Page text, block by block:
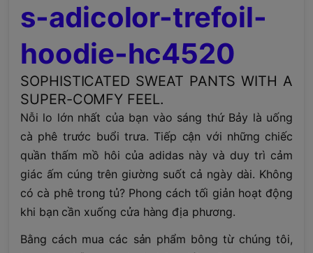
s-adicolor-trefoil-
hoodie-hc4520
SOPHISTICATED SWEAT PANTS WITH A
SUPER-COMFY FEEL.
Nỗi lo lớn nhất của bạn vào sáng thứ Bảy là uống
cà phê trước buổi trưa. Tiếp cận với những chiếc
quần thấm mồ hôi của adidas này và duy trì cảm
giác ấm cúng trên giường suốt cả ngày dài. Không
có cà phê trong tủ? Phong cách tối giản hoạt động
khi bạn cần xuống cửa hàng địa phương.
Bằng cách mua các sản phẩm bông từ chúng tôi,